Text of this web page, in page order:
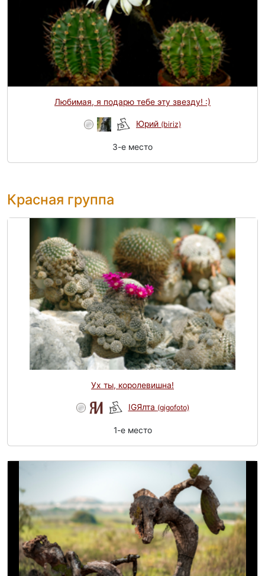
Любимая, я подарю тебе эту звезду! :)
Юрий (biriz)
3-e место
Красная группа
Ух ты, королевишна!
IGЯлта (gigofoto)
1-e место